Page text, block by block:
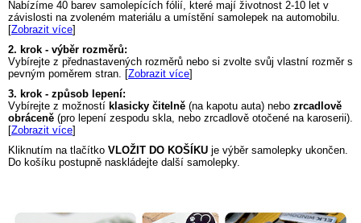
Nabízíme 40 barev samolepících fólií, které mají životnost 2-10 let v
závislosti na zvoleném materiálu a umístění samolepek na automobilu.
[Zobrazit více]
2. krok - výběr rozměrů:
Vybírejte z přednastavených rozměrů nebo si zvolte svůj vlastní rozměr s
pevným poměrem stran. [Zobrazit více]
3. krok - způsob lepení:
Vybírejte z možností klasicky čitelně (na kapotu auta) nebo zrcadlově
obráceně (pro lepení zespodu skla, nebo zrcadlově otočené na karoserii).
[Zobrazit více]
Kliknutím na tlačítko VLOŽIT DO KOŠÍKU je výběr samolepky ukončen.
Do košíku postupně naskládejte další samolepky.